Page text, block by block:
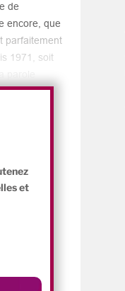
de
encore, que
parfaitement
1971, soit
et Shell
et